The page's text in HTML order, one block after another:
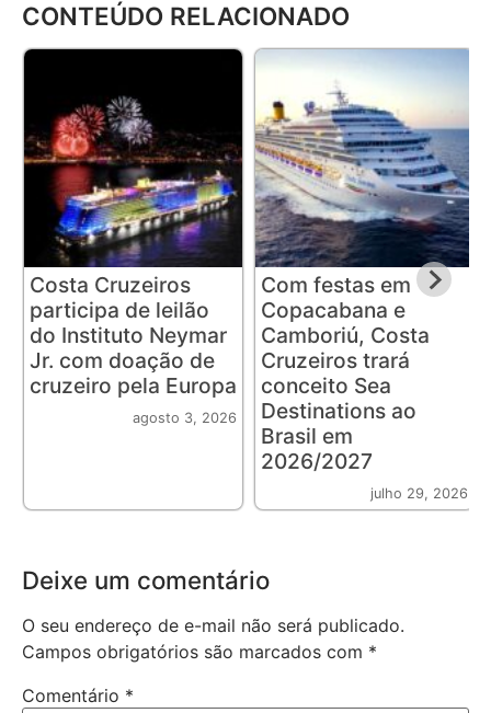
CONTEÚDO RELACIONADO
Costa Cruzeiros
participa de leilão
do Instituto Neymar
Jr. com doação de
cruzeiro pela Europa
agosto 3, 2026
Com festas em
Copacabana e
Camboriú, Costa
Cruzeiros trará
conceito Sea
Destinations ao
Brasil em
2026/2027
julho 29, 2026
Deixe um comentário
O seu endereço de e-mail não será publicado.
Campos obrigatórios são marcados com *
Comentário *